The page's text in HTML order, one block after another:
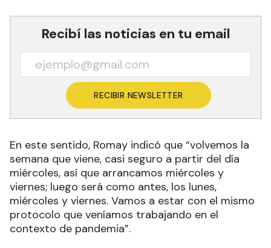
Recibí las noticias en tu email
RECIBIR NEWSLETTER
En este sentido, Romay indicó que “volvemos la
semana que viene, casi seguro a partir del día
miércoles, así que arrancamos miércoles y
viernes; luego será como antes, los lunes,
miércoles y viernes. Vamos a estar con el mismo
protocolo que veníamos trabajando en el
contexto de pandemia”.